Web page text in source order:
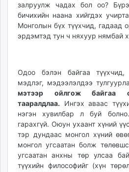
залруулж чадах бол оо?
бичихийн наана хийгдэх
Монголын бүх түүхчид, гадаад
эрдэмтэд тун ч няхуур нямбай
Одоо бэлэн байгаа
мэдлэг, мэдээлэлдээ
мэтээр ойлгож байгаа
тааралдлаа. Ингэх аваас
нэгэн хувилбар л буй
гарахгүй. Оюун ухаант хүний
тэр дундаас монгол хүний
монгол угсаатан болж
угсаатан анхны төр улсаа
түүхийн философийг (хүн